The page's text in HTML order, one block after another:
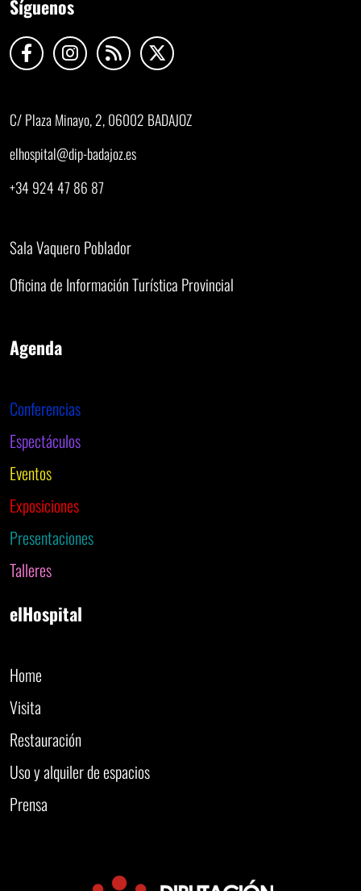
Síguenos
C/ Plaza Minayo, 2, 06002 BADAJOZ
elhospital@dip-badajoz.es
+34 924 47 86 87
Sala Vaquero Poblador
Oficina de Información Turística Provincial
Agenda
Conferencias
Espectáculos
Eventos
Exposiciones
Presentaciones
Talleres
elHospital
Home
Visita
Restauración
Uso y alquiler de espacios
Prensa